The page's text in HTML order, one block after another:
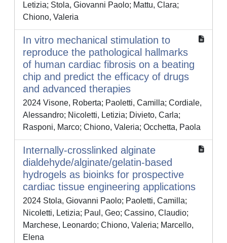
Letizia; Stola, Giovanni Paolo; Mattu, Clara;
Chiono, Valeria
In vitro mechanical stimulation to
reproduce the pathological hallmarks
of human cardiac fibrosis on a beating
chip and predict the efficacy of drugs
and advanced therapies
2024 Visone, Roberta; Paoletti, Camilla; Cordiale,
Alessandro; Nicoletti, Letizia; Divieto, Carla;
Rasponi, Marco; Chiono, Valeria; Occhetta, Paola
Internally-crosslinked alginate
dialdehyde/alginate/gelatin-based
hydrogels as bioinks for prospective
cardiac tissue engineering applications
2024 Stola, Giovanni Paolo; Paoletti, Camilla;
Nicoletti, Letizia; Paul, Geo; Cassino, Claudio;
Marchese, Leonardo; Chiono, Valeria; Marcello,
Elena